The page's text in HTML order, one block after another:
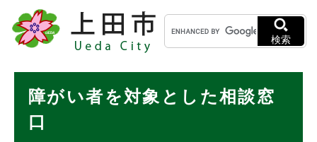
メニューを飛ばして本文へ
キ
ー
ワ
検
検索
障がい者を対象とした相談窓
口